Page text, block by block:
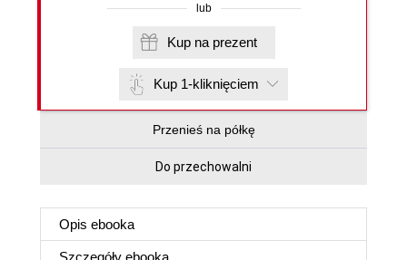
lub
Kup na prezent
Kup 1-kliknięciem
Przenieś na półkę
Do przechowalni
Opis ebooka
Szczegóły ebooka